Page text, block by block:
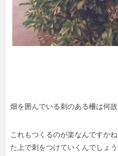
畑を囲んでいる刺のある柵は何
これもつくるのが楽なんですか
た上で刺をつけていくんでしょう